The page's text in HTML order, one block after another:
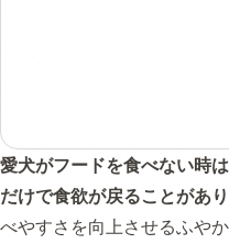
愛犬がフードを食べない時
だけで食欲が戻ることがあり
べやすさを向上させるふや